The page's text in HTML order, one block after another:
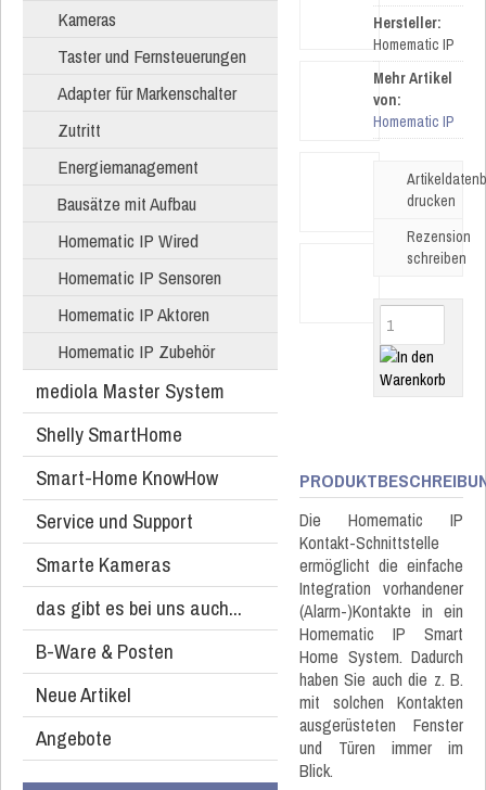
Kameras
Taster und Fernsteuerungen
Adapter für Markenschalter
Zutritt
Energiemanagement
Bausätze mit Aufbau
Homematic IP Wired
Homematic IP Sensoren
Homematic IP Aktoren
Homematic IP Zubehör
mediola Master System
Shelly SmartHome
Smart-Home KnowHow
Service und Support
Smarte Kameras
das gibt es bei uns auch...
B-Ware & Posten
Neue Artikel
Angebote
Hersteller:
Homematic IP
Mehr Artikel
von:
Homematic IP
drucken
Rezension
schreiben
Die Homematic IP
Kontakt-Schnittstelle
ermöglicht die einfache
Integration vorhandener
(Alarm-)Kontakte in ein
Homematic IP Smart
Home System. Dadurch
haben Sie auch die z. B.
mit solchen Kontakten
ausgerüsteten Fenster
und Türen immer im
Blick.